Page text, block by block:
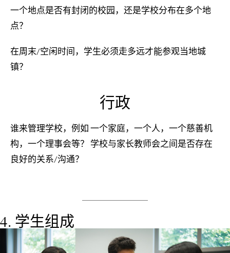
一个地点是否有封闭的校园，还是学校分布在多个地
点？
在周末/空闲时间，学生必须走多远才能参观当地城
镇？
行政
谁来管理学校，例如 一个家庭，一个人，一个慈善机
构，一个理事会等？ 学校与家长教师会之间是否存在
良好的关系/沟通？
4. 学生组成